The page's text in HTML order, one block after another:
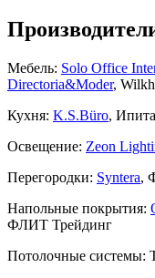
Мебель: Solo Office
Directoria&Moder,
Кухня: K.S.Büro,
Освещение: Zeon
Перегородки: Syntera,
Напольные покрытия:
ФЛИТ Трейдинг
Потолочные системы: